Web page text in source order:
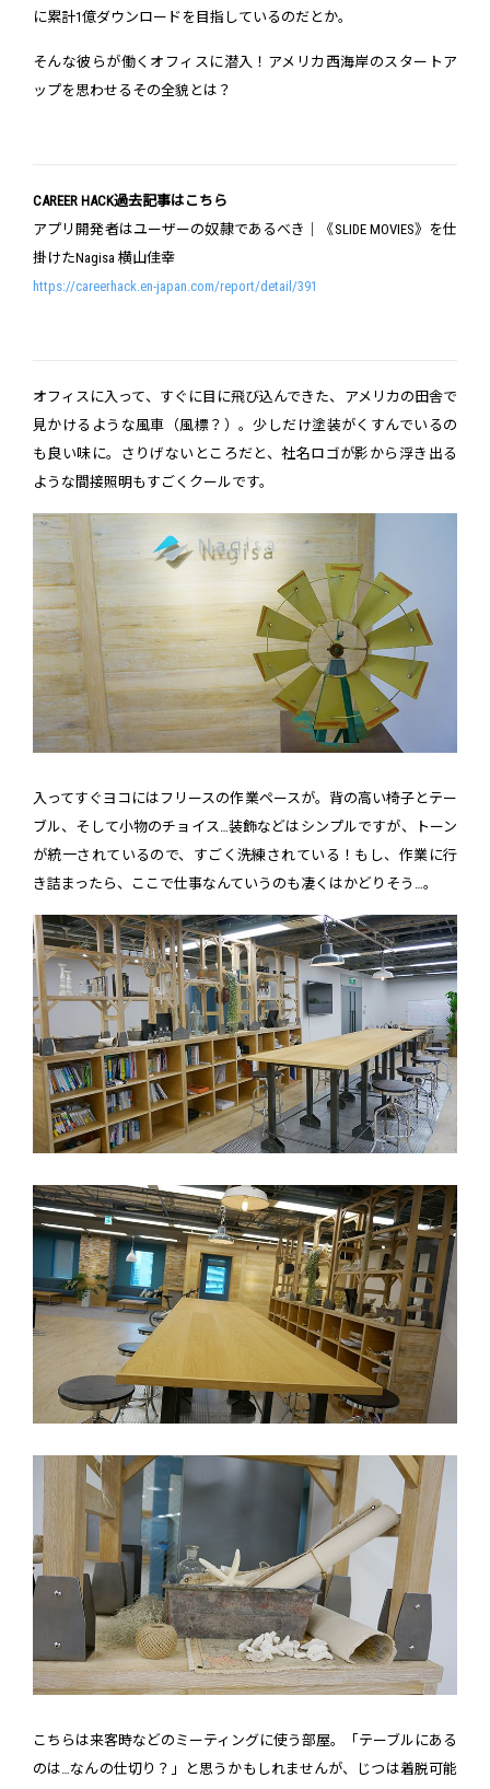
に累計1億ダウンロードを目指しているのだとか。
そんな彼らが働くオフィスに潜入！アメリカ西海岸のスタートア
ップを思わせるその全貌とは？
CAREER HACK過去記事はこちら
アプリ開発者はユーザーの奴隷であるべき｜《SLIDE MOVIES》を仕
掛けたNagisa 横山佳幸
https://careerhack.en-japan.com/report/detail/391
オフィスに入って、すぐに目に飛び込んできた、アメリカの田舎で
見かけるような風車（風標？）。少しだけ塗装がくすんでいるの
も良い味に。さりげないところだと、社名ロゴが影から浮き出る
ような間接照明もすごくクールです。
入ってすぐヨコにはフリースの作業ペースが。背の高い椅子とテー
ブル、そして小物のチョイス…装飾などはシンプルですが、トーン
が統一されているので、すごく洗練されている！もし、作業に行
き詰まったら、ここで仕事なんていうのも凄くはかどりそう…。
こちらは来客時などのミーティングに使う部屋。「テーブルにある
のは…なんの仕切り？」と思うかもしれませんが、じつは着脱可能